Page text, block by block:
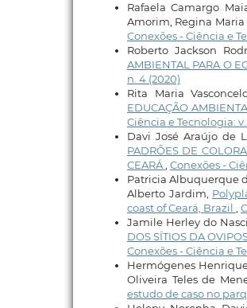
Rafaela Camargo
Amorim, Regina Maria
Conexões - Ciência e
Roberto Jackson
AMBIENTAL PARA O
n. 4 (2020)
Rita Maria
EDUCAÇÃO
Ciência e Tecnologia:
Davi José Araújo de
PADRÕES DE
CEARÁ Conexões -
Patricia Albuquerque
Alberto Jardim,
coast of Ceará, Brazil
Jamile Herley do
DOS SÍTIOS DA
Conexões - Ciência e
Hermógenes
Oliveira Teles de
estudo de caso no